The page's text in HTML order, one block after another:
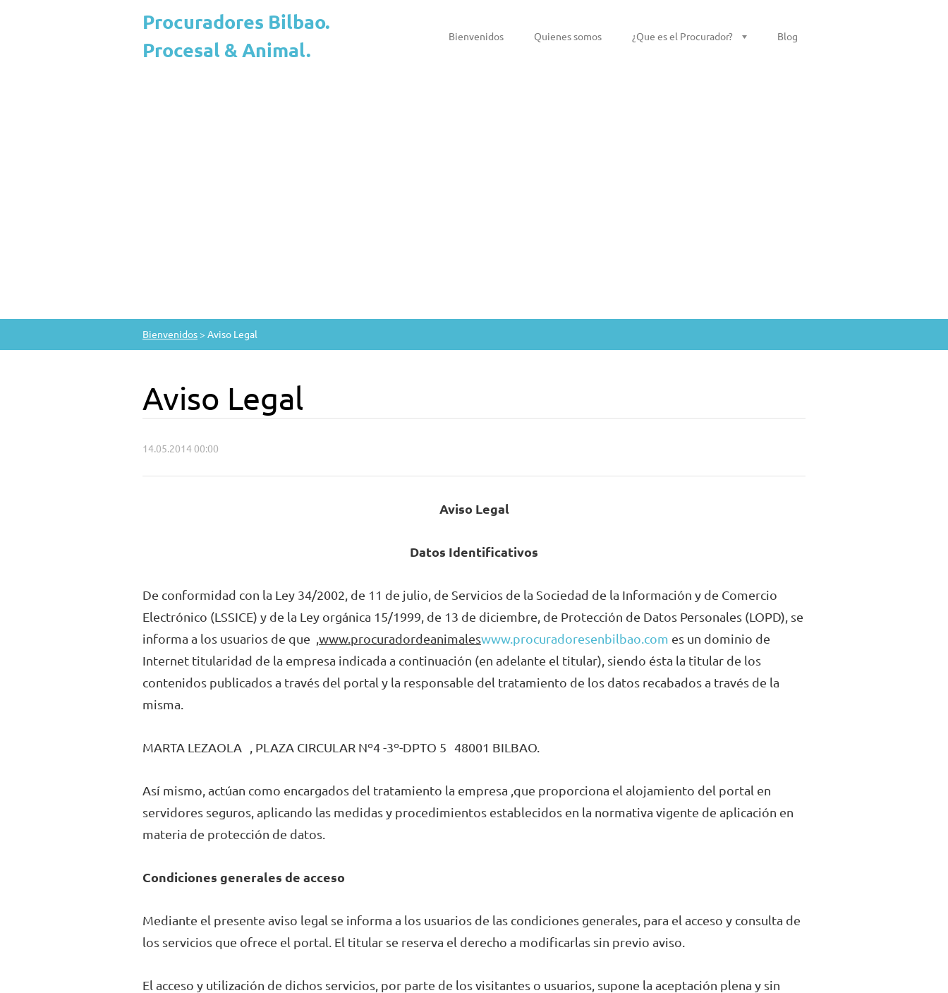
Procuradores Bilbao.
Procesal & Animal.
Bienvenidos Quienes somos ¿Que es el Procurador? Blog
Bienvenidos > Aviso Legal
Aviso Legal
14.05.2014 00:00
Aviso Legal
Datos Identificativos
De conformidad con la Ley 34/2002, de 11 de julio, de Servicios de la Sociedad de la Información y de Comercio
Electrónico (LSSICE) y de la Ley orgánica 15/1999, de 13 de diciembre, de Protección de Datos Personales (LOPD), se
informa a los usuarios de que , www.procuradordeanimaleswww.procuradoresenbilbao.com es un dominio de
Internet titularidad de la empresa indicada a continuación (en adelante el titular), siendo ésta la titular de los
contenidos publicados a través del portal y la responsable del tratamiento de los datos recabados a través de la
misma.
MARTA LEZAOLA , PLAZA CIRCULAR Nº4 -3º-DPTO 5 48001 BILBAO.
Así mismo, actúan como encargados del tratamiento la empresa ,que proporciona el alojamiento del portal en
servidores seguros, aplicando las medidas y procedimientos establecidos en la normativa vigente de aplicación en
materia de protección de datos.
Condiciones generales de acceso
Mediante el presente aviso legal se informa a los usuarios de las condiciones generales, para el acceso y consulta de
los servicios que ofrece el portal. El titular se reserva el derecho a modificarlas sin previo aviso.
El acceso y utilización de dichos servicios, por parte de los visitantes o usuarios, supone la aceptación plena y sin